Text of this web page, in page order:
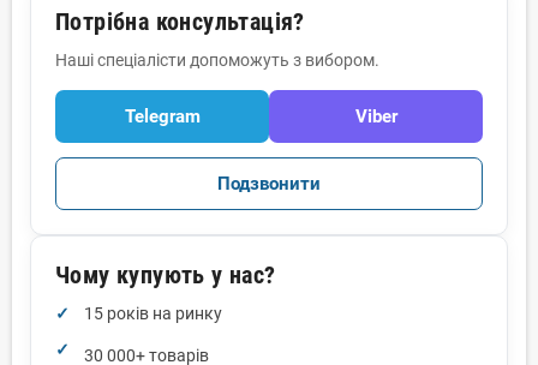
Потрібна консультація?
Наші спеціалісти допоможуть з вибором.
Telegram Viber
Подзвонити
Чому купують у нас?
15 років на ринку
30 000+ товарів